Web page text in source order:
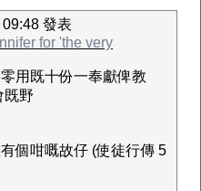
發表
for 'the very
用既十份一奉獻俾教
既野
個咁嘅故仔 (使徒行傳 5